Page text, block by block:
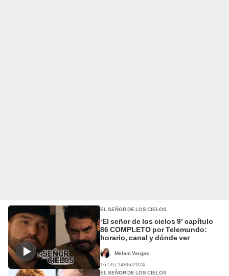
EL SEÑOR DE LOS CIELOS
‘El señor de los cielos 9’ capítulo
86 COMPLETO por Telemundo:
horario, canal y dónde ver
Melani Vargas
16:59 | 14/06/2024
EL SEÑOR DE LOS CIELOS